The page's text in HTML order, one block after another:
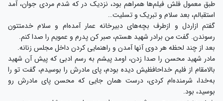
طبق معمول فلش فیلم‌ها همراهم بود، نزدیک در که شدم مردی جوان، آمد
استقبالم، بعد سلام و تبریک و تسلیت…
گفتم ازاردل و ازطرف بچه‌های دبیرخانه عمار آمده‌ام و سلام خدمتتون
رسوندن. گفت من برادر شهید هستم، صبر کن پدرم و عمویم را صدا کنم.
بعد از چند لحظه هر دوی آنها آمدن و راهنمایی کردن داخل مجلس زنانه.
مادر شهید محسن را صدا زدن، اومد پیشم به رسم ادبی که پیش آن شهید
بالامقام از فلیم خداحافظیش دیده بودم، پای مادرش را بوسیدم، گفت تو را
به‌خدا، شرمنده‌ام کردی، درست همان جایی که محسن پای مادرش رو
بوسید، بود.